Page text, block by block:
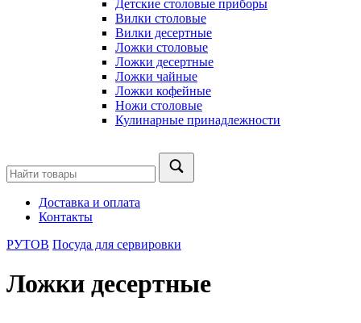
Детские столовые приборы
Вилки столовые
Вилки десертные
Ложки столовые
Ложки десертные
Ложки чайные
Ложки кофейные
Ножи столовые
Кулинарные принадлежности
Доставка и оплата
Контакты
РУТОВ Посуда для сервировки
Ложки десертные